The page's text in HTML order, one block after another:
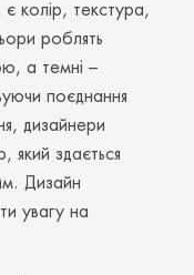
колір, текстура,
роблять
а темні –
поєднання
дизайнери
який здається
Дизайн
увагу на